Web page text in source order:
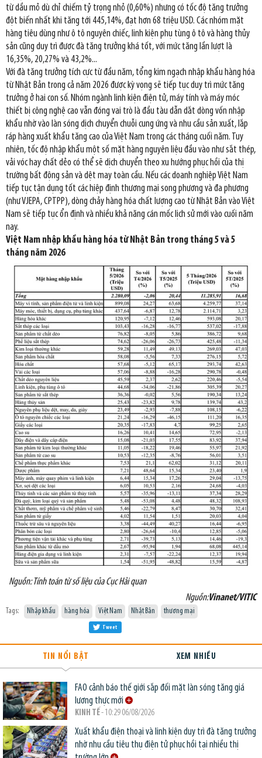
từ dầu mỏ dù chỉ chiếm tỷ trọng nhỏ (0,60%) nhưng có tốc độ tăng trưởng
đột biến nhất khi tăng tới 445,14%, đạt hơn 68 triệu USD. Các nhóm mặt
hàng tiêu dùng như ô tô nguyên chiếc, linh kiện phụ tùng ô tô và hàng thủy
sản cũng duy trì được đà tăng trưởng khá tốt, với mức tăng lần lượt là
16,35%, 20,27% và 43,2%...
Với đà tăng trưởng tích cực từ đầu năm, tổng kim ngạch nhập khẩu hàng hóa
từ Nhật Bản trong cả năm 2026 được kỳ vọng sẽ tiếp tục duy trì mức tăng
trưởng ở hai con số. Nhóm ngành linh kiện điện tử, máy tính và máy móc
thiết bị công nghệ cao vẫn đóng vai trò là đầu tàu dẫn dắt dòng vốn nhập
khẩu nhờ vào làn sóng dịch chuyển chuỗi cung ứng và nhu cầu sản xuất, lắp
ráp hàng xuất khẩu tăng cao của Việt Nam trong các tháng cuối năm. Tuy
nhiên, tốc độ nhập khẩu một số mặt hàng nguyên liệu đầu vào như sắt thép,
vải vóc hay chất dẻo có thể sẽ dịch chuyển theo xu hướng phục hồi của thị
trường bất động sản và dệt may toàn cầu. Nếu các doanh nghiệp Việt Nam
tiếp tục tận dụng tốt các hiệp định thương mại song phương và đa phương
(như VJEPA, CPTPP), dòng chảy hàng hóa chất lượng cao từ Nhật Bản vào Việt
Nam sẽ tiếp tục ổn định và nhiều khả năng cán mốc lịch sử mới vào cuối năm
nay.
Việt Nam nhập khẩu hàng hóa từ Nhật Bản trong tháng 5 và 5
tháng năm 2026
Nguồn: Tính toán từ số liệu của Cục Hải quan
Nguồn:Vinanet/VITIC
Tags: Nhập khẩu hàng hóa Việt Nam Nhật Bản thương mại
Tweet
TIN NỔI BẬT XEM NHIỀU
FAO cảnh báo thế giới sắp đối mặt làn sóng tăng giá
lương thực mới
KINH TẾ- 10:29 06/08/2026
Xuất khẩu điện thoại và linh kiện duy trì đà tăng trưởng
nhờ nhu cầu tiêu thụ điện tử phục hồi tại nhiều thị